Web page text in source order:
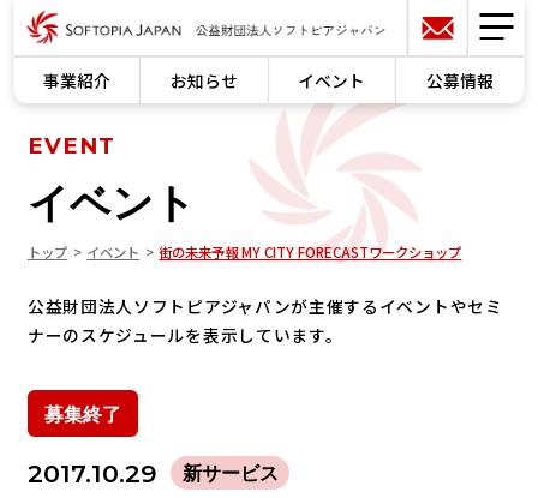
事業紹介 お知らせ イベント 公募情報
EVENT
イベント
トップ イベント 街の未来予報 MY CITY FORECASTワークショップ
公益財団法人ソフトピアジャパンが主催するイベントやセミ
ナーのスケジュールを表示しています。
募集終了
2017.10.29 新サービス